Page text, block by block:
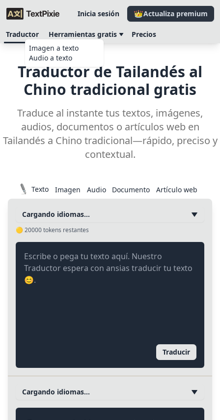
Inicia sesión Actualiza premium
Traductor
Herramientas gratis
Imagen a texto
Audio a texto
Precios
Traductor de Tailandés al
Chino tradicional gratis
Traduce al instante tus textos, imágenes,
audios, documentos o artículos web en
Tailandés a Chino tradicional—rápido, preciso y
contextual.
Texto Imagen Audio Documento Artículo web
Cargando idiomas…
🟡 20000tokens restantes
Traducir
Cargando idiomas…